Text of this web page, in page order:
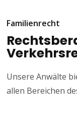
Familienrecht
Unsere Anwälte
allen Bereichen